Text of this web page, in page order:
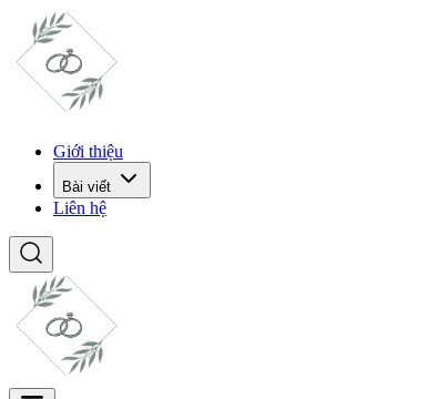
Giới thiệu
Bài viết
Liên hệ